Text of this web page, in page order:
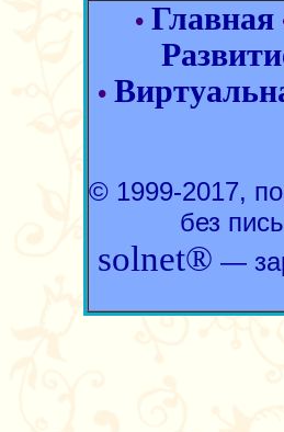
• Главная
•
© 1999-2017,
без
solnet® —